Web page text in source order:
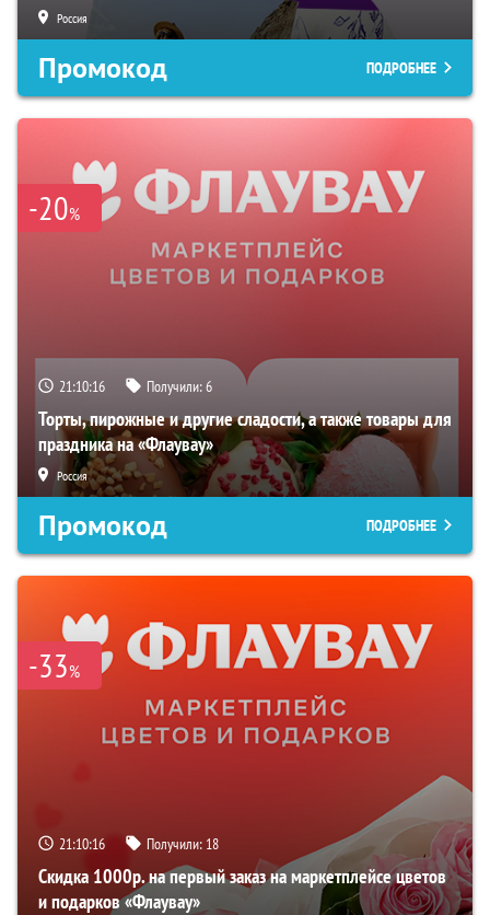
Россия
Промокод ПОДРОБНЕЕ
-20%
21:10:15 Получили:6
Торты, пирожные и другие сладости, а также товары для
праздника на «Флаувау»
Россия
Промокод ПОДРОБНЕЕ
-33%
21:10:15 Получили: 18
Скидка 1000р. на первый заказ на маркетплейсе цветов
и подарков «Флаувау»